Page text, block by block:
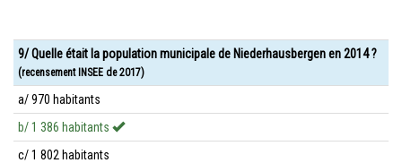
9/ Quelle était la population municipale de Niederhausbergen en 2014 ?
(recensement INSEE de 2017)
a/ 970 habitants
b/ 1 386 habitants
c/ 1 802 habitants